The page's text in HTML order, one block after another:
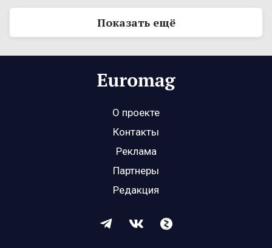
Показать ещё
О проекте
Контакты
Реклама
Партнеры
Редакция